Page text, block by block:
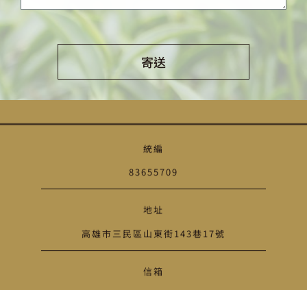
寄送
統編
83655709
地址
高雄市三民區山東街143巷17號
信箱